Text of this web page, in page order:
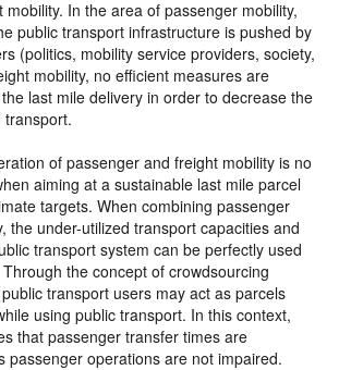
mobility. In the area of passenger mobility,
public transport infrastructure is pushed by
(politics, mobility service providers, society,
mobility, no efficient measures are
last mile delivery in order to decrease the
transport.
of passenger and freight mobility is no
aiming at a sustainable last mile parcel
targets. When combining passenger
the under-utilized transport capacities and
transport system can be perfectly used
the concept of crowdsourcing
transport users may act as parcels
using public transport. In this context,
that passenger transfer times are
passenger operations are not impaired.